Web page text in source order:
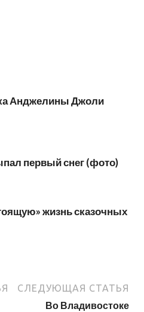
Анджелины Джоли
первый снег (фото)
жизнь сказочных
СЛЕДУЮЩАЯ СТАТЬЯ
Во Владивостоке